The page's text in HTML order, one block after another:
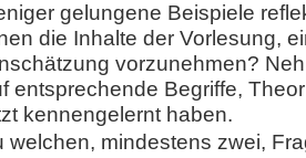
gelungene Beispiele
die Inhalte der Vorlesung,
vorzunehmen?
entsprechende Begriffe,
kennengelernt haben.
welchen, mindestens zwei,